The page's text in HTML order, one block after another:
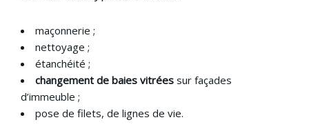
maçonnerie ;
nettoyage ;
étanchéité ;
changement de baies vitrées sur façades
d’immeuble ;
pose de filets, de lignes de vie.